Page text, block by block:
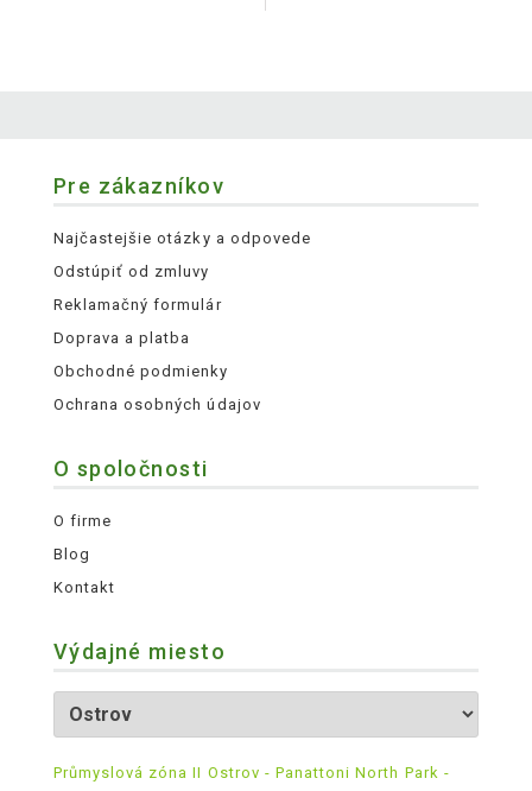
Pre zákazníkov
Najčastejšie otázky a odpovede
Odstúpiť od zmluvy
Reklamačný formulár
Doprava a platba
Obchodné podmienky
Ochrana osobných údajov
O spoločnosti
O firme
Blog
Kontakt
Výdajné miesto
Průmyslová zóna II Ostrov - Panattoni North Park -